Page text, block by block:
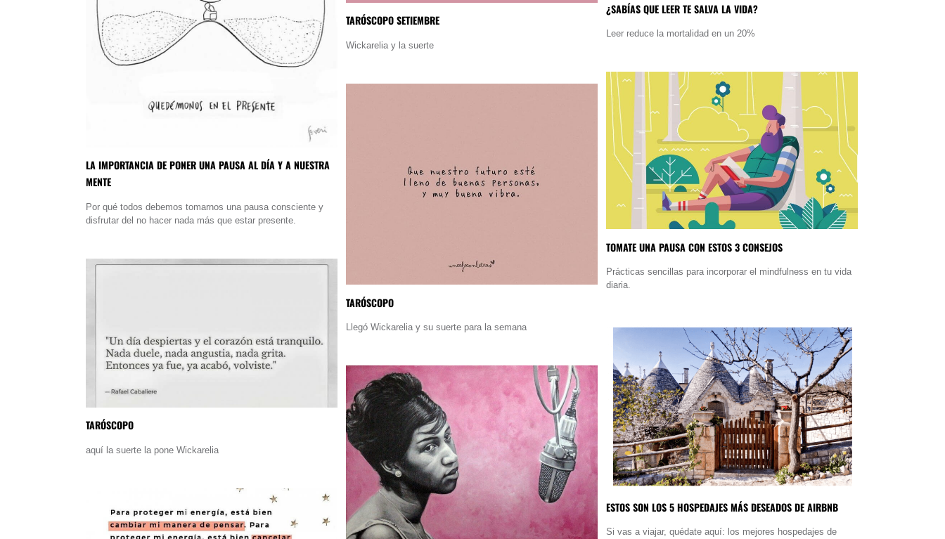
¿SABÍAS QUE LEER TE SALVA LA VIDA?
Leer reduce la mortalidad en un 20%
TARÓSCOPO SETIEMBRE
Wickarelia y la suerte
LA IMPORTANCIA DE PONER UNA PAUSA AL DÍA Y A NUESTRA
MENTE
Por qué todos debemos tomarnos una pausa consciente y
disfrutar del no hacer nada más que estar presente.
TOMATE UNA PAUSA CON ESTOS 3 CONSEJOS
Prácticas sencillas para incorporar el mindfulness en tu vida
diaria.
TARÓSCOPO
Llegó Wickarelia y su suerte para la semana
TARÓSCOPO
aquí la suerte la pone Wickarelia
ESTOS SON LOS 5 HOSPEDAJES MÁS DESEADOS DE AIRBNB
Si vas a viajar, quédate aquí: los mejores hospedajes de